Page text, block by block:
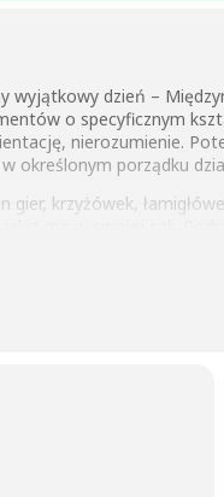
wyjątkowy dzień –
o specyficznym
nierozumienie.
określonym porządku
gier, krzyżówek,